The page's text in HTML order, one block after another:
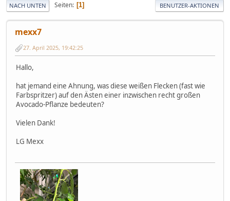
NACH UNTEN Seiten 1 BENUTZER-AKTIONEN
mexx7
27. April 2025, 19:42:25
Hallo,
hat jemand eine Ahnung, was diese weißen Flecken (fast wie
Farbspritzer) auf den Ästen einer inzwischen recht großen
Avocado-Pflanze bedeuten?
Vielen Dank!
LG Mexx